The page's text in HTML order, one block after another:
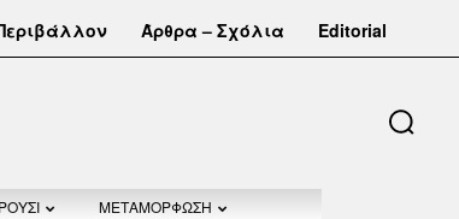
Άρθρα – Σχόλια Editorial
ΜΕΤΑΜΟΡΦΩΣΗ